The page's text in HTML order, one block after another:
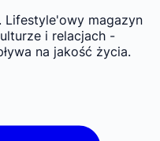
Lifestyle'owy magazyn
i relacjach -
na jakość życia.